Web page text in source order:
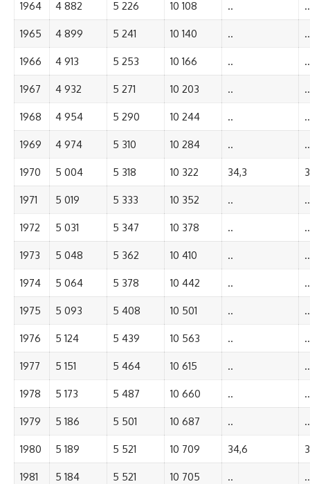
1964 4 882 5 226 10 108 .. ..
1965 4 899 5 241 10 140 .. ..
1966 4 913 5 253 10 166 .. ..
1967 4 932 5 271 10 203 .. ..
1968 4 954 5 290 10 244 .. ..
1969 4 974 5 310 10 284 .. ..
1970 5 004 5 318 10 322 34,3
1971 5 019 5 333 10 352 .. ..
1972 5 031 5 347 10 378 .. ..
1973 5 048 5 362 10 410 .. ..
1974 5 064 5 378 10 442 .. ..
1975 5 093 5 408 10 501 .. ..
1976 5 124 5 439 10 563 .. ..
1977 5 151 5 464 10 615 .. ..
1978 5 173 5 487 10 660 .. ..
1979 5 186 5 501 10 687 .. ..
1980 5 189 5 521 10 709 34,6
1981 5 184 5 521 10 705 .. ..